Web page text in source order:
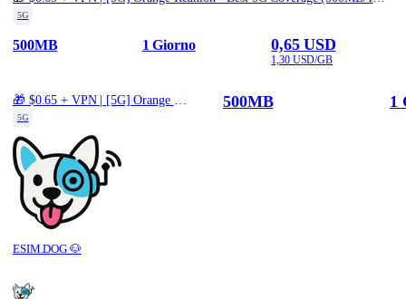
5G
500MB 1 Giorno 0,65 USD
1,30 USD/GB
5G
ESIM.DOG 🐶
500MB 1